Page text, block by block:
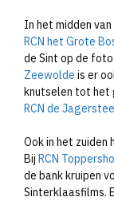
In het midden
RCN het Grote
de Sint op de
Zeewolde is er
knutselen tot het
RCN de Jagerstee
Ook in het zuiden
Bij RCN
de bank kruipen
Sinterklaasfilms.